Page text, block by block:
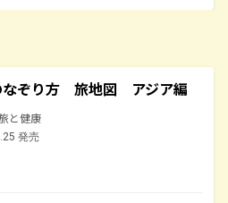
なぞり方 旅地図 アジア編
と健康
発売